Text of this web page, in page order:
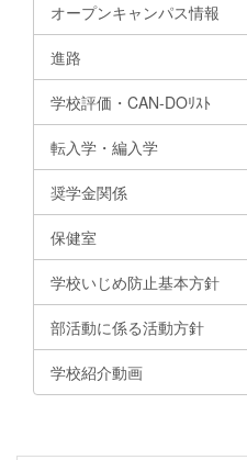
オープンキャンパス情報
進路
学校評価・CAN-DOﾘｽﾄ
転入学・編入学
奨学金関係
保健室
学校いじめ防止基本方針
部活動に係る活動方針
学校紹介動画